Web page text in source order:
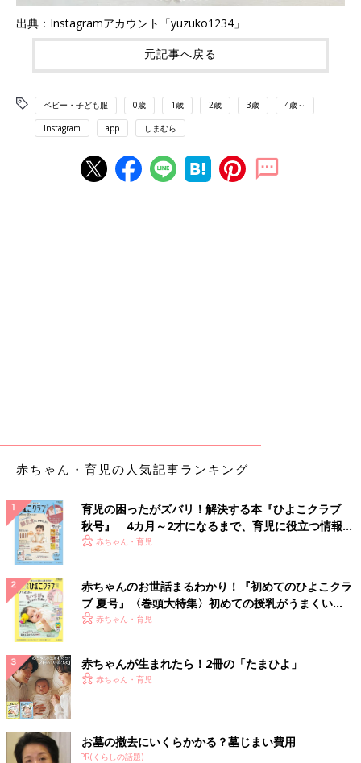
出典：Instagramアカウント「yuzuko1234」
元記事へ戻る
ベビー・子ども服 0歳 1歳 2歳 3歳 4歳～
Instagram app しまむら
赤ちゃん・育児の人気記事ランキング
育児の困ったがズバリ！解決する本『ひよこクラブ
秋号』 4カ月～2才になるまで、育児に役立つ情報が
いっぱい！
赤ちゃん・育児
赤ちゃんのお世話まるわかり！『初めてのひよこクラ
ブ 夏号』〈巻頭大特集〉初めての授乳がうまくい
く！ おっぱい・ミルクの基本と夏のトラブル 解決テ
赤ちゃん・育児
赤ちゃんが生まれたら！2冊の「たまひよ」
赤ちゃん・育児
お墓の撤去にいくらかかる？墓じまい費用
PR(くらしの話題)